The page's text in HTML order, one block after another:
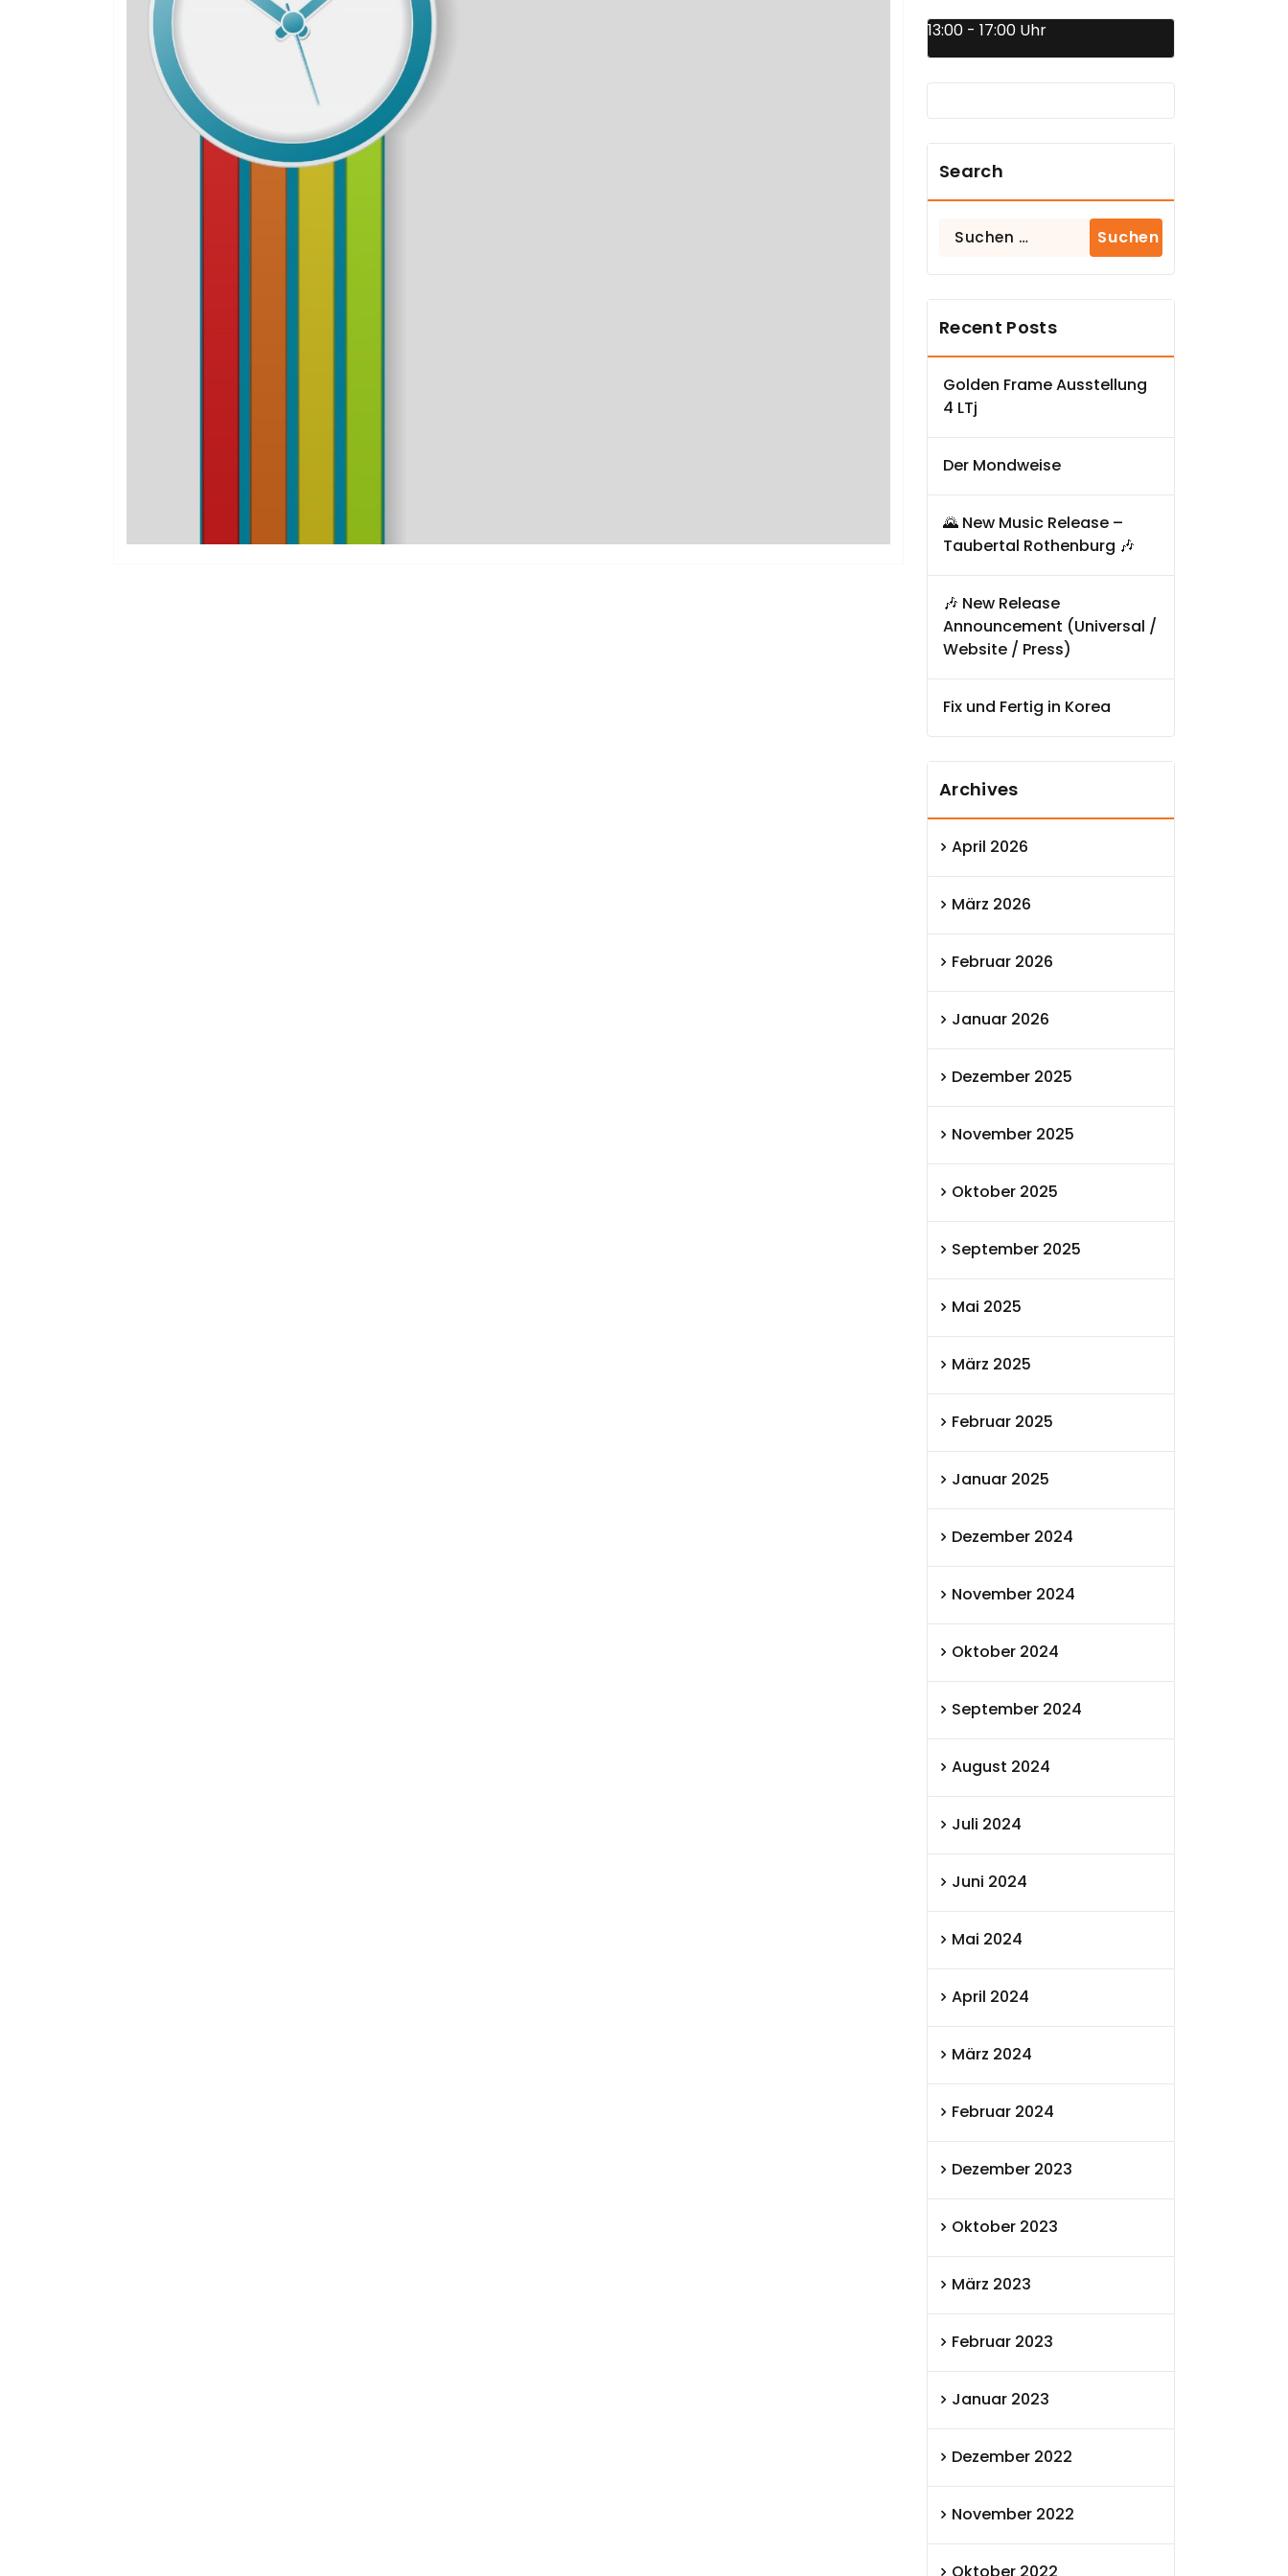
13:00 - 17:00 Uhr
Search
Suchen
Recent Posts
Golden Frame Ausstellung
4 LTj
Der Mondweise
🌄 New Music Release –
Taubertal Rothenburg 🎶
🎶 New Release
Announcement (Universal /
Website / Press)
Fix und Fertig in Korea
Archives
April 2026
März 2026
Februar 2026
Januar 2026
Dezember 2025
November 2025
Oktober 2025
September 2025
Mai 2025
März 2025
Februar 2025
Januar 2025
Dezember 2024
November 2024
Oktober 2024
September 2024
August 2024
Juli 2024
Juni 2024
Mai 2024
April 2024
März 2024
Februar 2024
Dezember 2023
Oktober 2023
März 2023
Februar 2023
Januar 2023
Dezember 2022
November 2022